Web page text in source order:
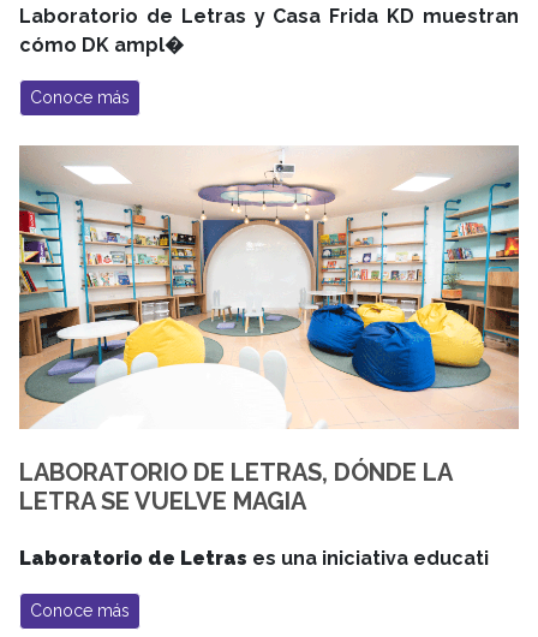
Laboratorio de Letras y Casa Frida KD muestran
cómo DK ampl�
Conoce más
LABORATORIO DE LETRAS, DÓNDE LA
LETRA SE VUELVE MAGIA
Laboratorio de Letras es una iniciativa educati
Conoce más